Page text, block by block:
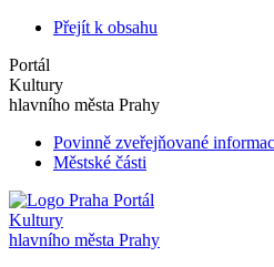
Přejít k obsahu
Portál
Kultury
hlavního města Prahy
Povinně zveřejňované
Městské části
Portál
Kultury
hlavního města Prahy